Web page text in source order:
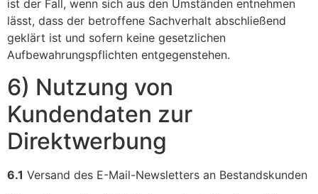
ist der Fall, wenn sich aus den Umständen entnehmen
lässt, dass der betroffene Sachverhalt abschließend
geklärt ist und sofern keine gesetzlichen
Aufbewahrungspflichten entgegenstehen.
6) Nutzung von
Kundendaten zur
Direktwerbung
6.1 Versand des E-Mail-Newsletters an Bestandskunden